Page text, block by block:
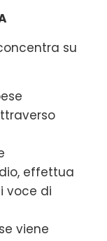
su
effettua
voce di
viene